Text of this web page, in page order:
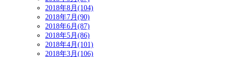
2018年8月(104)
2018年7月(90)
2018年6月(87)
2018年5月(86)
2018年4月(101)
2018年3月(106)